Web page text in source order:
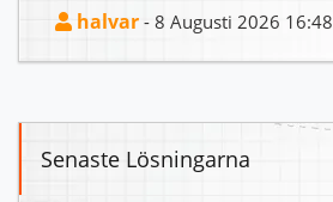
halvar - 8 Augusti 2026 16:48
Senaste Lösningarna